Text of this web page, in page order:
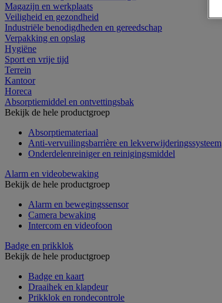
Magazijn en werkplaats
Veiligheid en gezondheid
Industriële benodigdheden en gereedschap
Verpakking en opslag
Hygiëne
Sport en vrije tijd
Terrein
Kantoor
Horeca
Absorptiemiddel en ontvettingsbak
Bekijk de hele productgroep
Absorptiemateriaal
Anti-vervuilingsbarrière en lekverwijderingssysteem
Onderdelenreiniger en reinigingsmiddel
Alarm en videobewaking
Bekijk de hele productgroep
Alarm en bewegingssensor
Camera bewaking
Intercom en videofoon
Badge en prikklok
Bekijk de hele productgroep
Badge en kaart
Draaihek en klapdeur
Prikklok en rondecontrole